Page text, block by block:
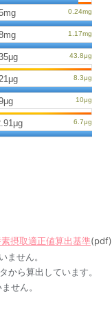
摂取適正値算出基準(pdf)
ません。
ら算出しています。
せん。